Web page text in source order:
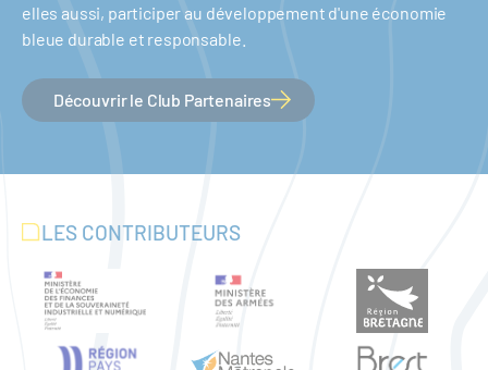
elles aussi, participer au développement d'une économie
bleue durable et responsable.
Découvrir le Club Partenaires
LES CONTRIBUTEURS